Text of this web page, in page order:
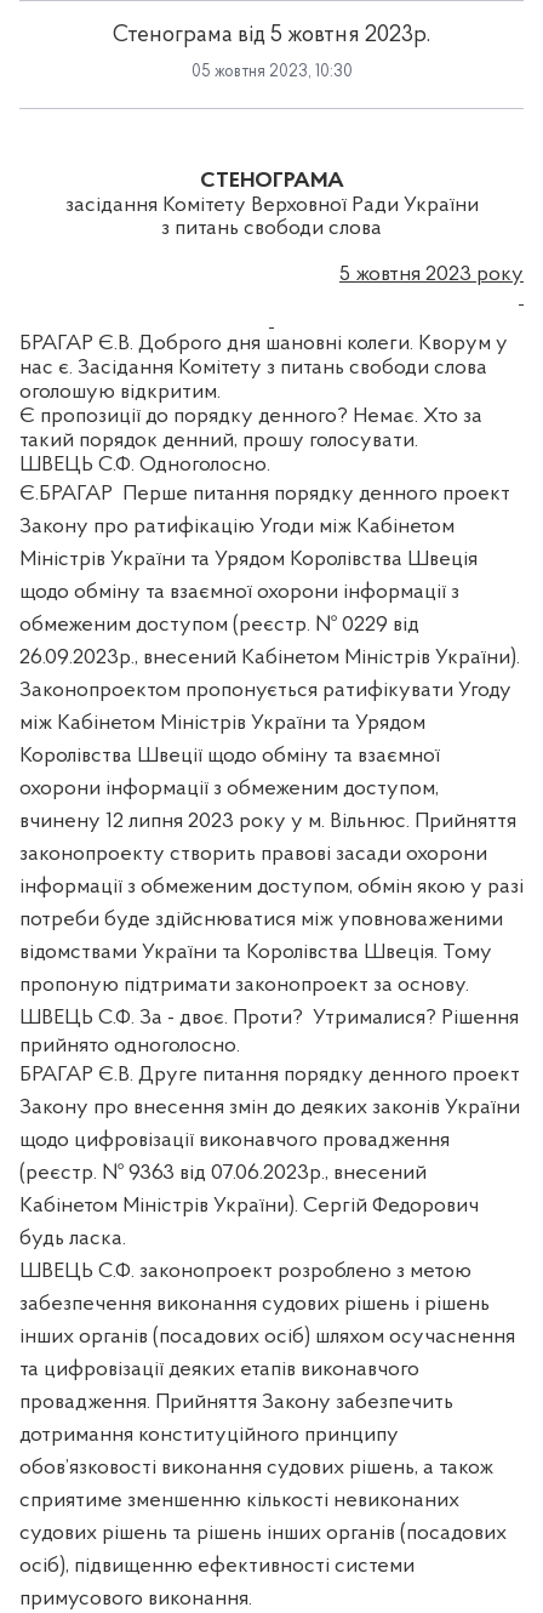
Стенограма від 5 жовтня 2023р.
05 жовтня 2023, 10:30
СТЕНОГРАМА
засідання Комітету Верховної Ради України
з питань свободи слова
5 жовтня 2023 року
БРАГАР Є.В. Доброго дня шановні колеги. Кворум у
нас є. Засідання Комітету з питань свободи слова
оголошую відкритим.
Є пропозиції до порядку денного? Немає. Хто за
такий порядок денний, прошу голосувати.
ШВЕЦЬ С.Ф. Одноголосно.
Є.БРАГАР
Перше питання порядку денного проект
Закону про ратифікацію Угоди між Кабінетом
Міністрів України та Урядом Королівства Швеція
щодо обміну та взаємної охорони інформації з
обмеженим доступом (реєстр. № 0229 від
26.09.2023р., внесений Кабінетом Міністрів України).
Законопроектом пропонується ратифікувати Угоду
між Кабінетом Міністрів України та Урядом
Королівства Швеції щодо обміну та взаємної
охорони інформації з обмеженим доступом,
вчинену 12 липня 2023 року у м. Вільнюс. Прийняття
законопроекту створить правові засади охорони
інформації з обмеженим доступом, обмін якою у разі
потреби буде здійснюватися між уповноваженими
відомствами України та Королівства Швеція. Тому
пропоную підтримати законопроект за основу.
ШВЕЦЬ С.Ф. За - двоє. Проти? Утрималися? Рішення
прийнято одноголосно.
БРАГАР Є.В. Друге питання порядку денного проект
Закону про внесення змін до деяких законів України
щодо цифровізації виконавчого провадження
(реєстр. № 9363 від 07.06.2023р., внесений
Кабінетом Міністрів України). Сергій Федорович
будь ласка.
ШВЕЦЬ С.Ф. законопроект розроблено з метою
забезпечення виконання судових рішень і рішень
інших органів (посадових осіб) шляхом осучаснення
та цифровізації деяких етапів виконавчого
провадження. Прийняття Закону забезпечить
дотримання конституційного принципу
обов’язковості виконання судових рішень, а також
сприятиме зменшенню кількості невиконаних
судових рішень та рішень інших органів (посадових
осіб), підвищенню ефективності системи
примусового виконання.